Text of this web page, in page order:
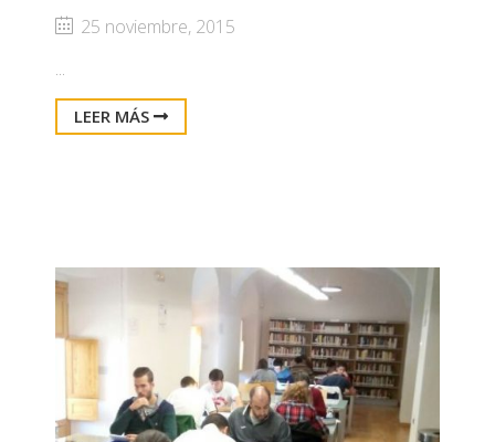
25 noviembre, 2015
...
LEER MÁS